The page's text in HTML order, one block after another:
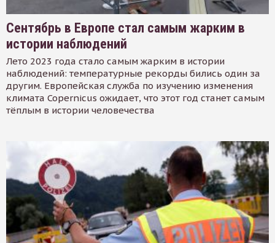
Сентябрь в Европе стал самым жарким в
истории наблюдений
Лето 2023 года стало самым жарким в истории
наблюдений: температурные рекорды бились один за
другим. Европейская служба по изучению изменения
климата Copernicus ожидает, что этот год станет самым
тёплым в истории человечества